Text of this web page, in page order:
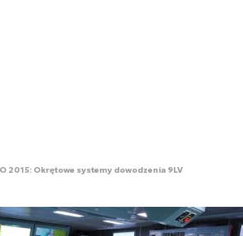
2015: Okrętowe systemy dowodzenia 9LV